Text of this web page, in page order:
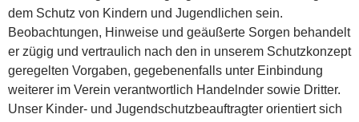
dem Schutz von Kindern und Jugendlichen sein.
Beobachtungen, Hinweise und geäußerte Sorgen behandelt
er zügig und vertraulich nach den in unserem Schutzkonzept
geregelten Vorgaben, gegebenenfalls unter Einbindung
weiterer im Verein verantwortlich Handelnder sowie Dritter.
Unser Kinder- und Jugendschutzbeauftragter orientiert sich